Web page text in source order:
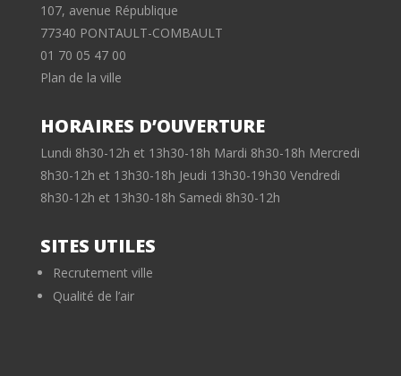
107, avenue République
77340 PONTAULT-COMBAULT
01 70 05 47 00
Plan de la ville
HORAIRES D’OUVERTURE
Lundi 8h30-12h et 13h30-18h Mardi 8h30-18h Mercredi
8h30-12h et 13h30-18h Jeudi 13h30-19h30 Vendredi
8h30-12h et 13h30-18h Samedi 8h30-12h
SITES UTILES
Recrutement ville
Qualité de l’air